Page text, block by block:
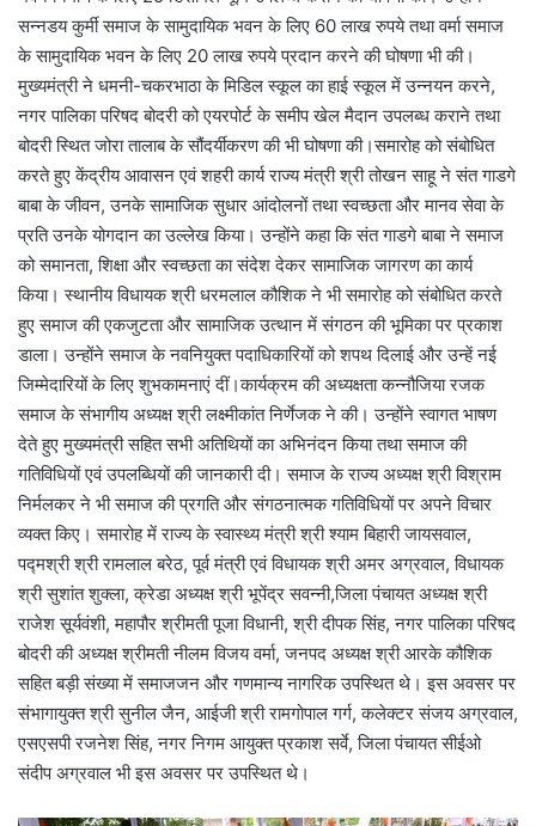
सन्नडय कुर्मी समाज के सामुदायिक भवन के लिए 60 लाख रुपये तथा वर्मा समाज
के सामुदायिक भवन के लिए 20 लाख रुपये प्रदान करने की घोषणा भी की।
मुख्यमंत्री ने धमनी-चकरभाठा के मिडिल स्कूल का हाई स्कूल में उन्नयन करने,
नगर पालिका परिषद बोदरी को एयरपोर्ट के समीप खेल मैदान उपलब्ध कराने तथा
बोदरी स्थित जोरा तालाब के सौंदर्यीकरण की भी घोषणा की।समारोह को संबोधित
करते हुए केंद्रीय आवासन एवं शहरी कार्य राज्य मंत्री श्री तोखन साहू ने संत गाडगे
बाबा के जीवन, उनके सामाजिक सुधार आंदोलनों तथा स्वच्छता और मानव सेवा के
प्रति उनके योगदान का उल्लेख किया। उन्होंने कहा कि संत गाडगे बाबा ने समाज
को समानता, शिक्षा और स्वच्छता का संदेश देकर सामाजिक जागरण का कार्य
किया। स्थानीय विधायक श्री धरमलाल कौशिक ने भी समारोह को संबोधित करते
हुए समाज की एकजुटता और सामाजिक उत्थान में संगठन की भूमिका पर प्रकाश
डाला। उन्होंने समाज के नवनियुक्त पदाधिकारियों को शपथ दिलाई और उन्हें नई
जिम्मेदारियों के लिए शुभकामनाएं दीं।कार्यक्रम की अध्यक्षता कन्नौजिया रजक
समाज के संभागीय अध्यक्ष श्री लक्ष्मीकांत निर्णेजक ने की। उन्होंने स्वागत भाषण
देते हुए मुख्यमंत्री सहित सभी अतिथियों का अभिनंदन किया तथा समाज की
गतिविधियों एवं उपलब्धियों की जानकारी दी। समाज के राज्य अध्यक्ष श्री विश्राम
निर्मलकर ने भी समाज की प्रगति और संगठनात्मक गतिविधियों पर अपने विचार
व्यक्त किए। समारोह में राज्य के स्वास्थ्य मंत्री श्री श्याम बिहारी जायसवाल,
पद्मश्री श्री रामलाल बरेठ, पूर्व मंत्री एवं विधायक श्री अमर अग्रवाल, विधायक
श्री सुशांत शुक्ला, क्रेडा अध्यक्ष श्री भूपेंद्र सवन्नी,जिला पंचायत अध्यक्ष श्री
राजेश सूर्यवंशी, महापौर श्रीमती पूजा विधानी, श्री दीपक सिंह, नगर पालिका परिषद
बोदरी की अध्यक्ष श्रीमती नीलम विजय वर्मा, जनपद अध्यक्ष श्री आरके कौशिक
सहित बड़ी संख्या में समाजजन और गणमान्य नागरिक उपस्थित थे। इस अवसर पर
संभागायुक्त श्री सुनील जैन, आईजी श्री रामगोपाल गर्ग, कलेक्टर संजय अग्रवाल,
एसएसपी रजनेश सिंह, नगर निगम आयुक्त प्रकाश सर्वे, जिला पंचायत सीईओ
संदीप अग्रवाल भी इस अवसर पर उपस्थित थे।